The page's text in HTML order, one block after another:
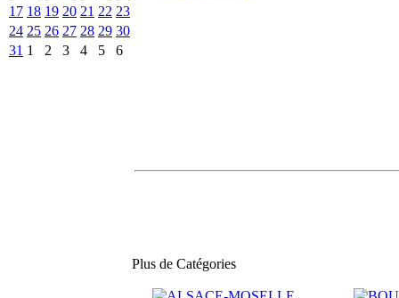
17 18 19 20 21 22 23
24 25 26 27 28 29 30
31 1 2 3 4 5 6
Plus de Catégories